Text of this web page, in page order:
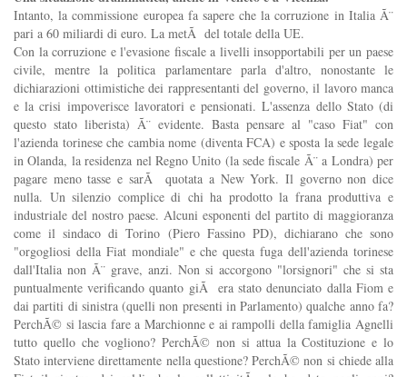
Intanto, la commissione europea fa sapere che la corruzione in Italia Ã¨
pari a 60 miliardi di euro. La metÃ del totale della UE.
Con la corruzione e l'evasione fiscale a livelli insopportabili per un paese
civile, mentre la politica parlamentare parla d'altro, nonostante le
dichiarazioni ottimistiche dei rappresentanti del governo, il lavoro manca
e la crisi impoverisce lavoratori e pensionati. L'assenza dello Stato (di
questo stato liberista) Ã¨ evidente. Basta pensare al "caso Fiat" con
l'azienda torinese che cambia nome (diventa FCA) e sposta la sede legale
in Olanda, la residenza nel Regno Unito (la sede fiscale Ã¨ a Londra) per
pagare meno tasse e sarÃ quotata a New York. Il governo non dice
nulla. Un silenzio complice di chi ha prodotto la frana produttiva e
industriale del nostro paese. Alcuni esponenti del partito di maggioranza
come il sindaco di Torino (Piero Fassino PD), dichiarano che sono
"orgogliosi della Fiat mondiale" e che questa fuga dell'azienda torinese
dall'Italia non Ã¨ grave, anzi. Non si accorgono "lorsignori" che si sta
puntualmente verificando quanto giÃ era stato denunciato dalla Fiom e
dai partiti di sinistra (quelli non presenti in Parlamento) qualche anno fa?
PerchÃ© si lascia fare a Marchionne e ai rampolli della famiglia Agnelli
tutto quello che vogliono? PerchÃ© non si attua la Costituzione e lo
Stato interviene direttamente nella questione? PerchÃ© non si chiede alla